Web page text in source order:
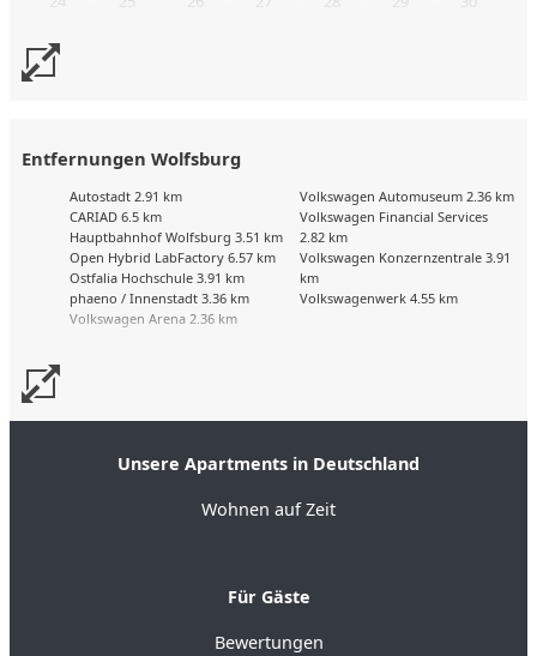
Entfernungen Wolfsburg
Autostadt 2.91 km
CARIAD 6.5 km
Hauptbahnhof Wolfsburg 3.51 km
Open Hybrid LabFactory 6.57 km
Ostfalia Hochschule 3.91 km
phaeno / Innenstadt 3.36 km
Volkswagen Arena 2.36 km
Volkswagen Automuseum 2.36 km
Volkswagen Financial Services
2.82 km
Volkswagen Konzernzentrale 3.91
km
Volkswagenwerk 4.55 km
Unsere Apartments in Deutschland
Wohnen auf Zeit
Für Gäste
Bewertungen